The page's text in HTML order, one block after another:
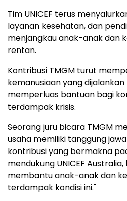
Tim UNICEF terus
layanan kesehatan, dan
menjangkau anak-anak dan
rentan.
Kontribusi TMGM turut
kemanusiaan yang dijalankan
memperluas bantuan bagi
terdampak krisis.
Seorang juru bicara TMGM
usaha memiliki tanggung
kontribusi yang bermakna
mendukung UNICEF
membantu anak-anak dan
terdampak kondisi ini."